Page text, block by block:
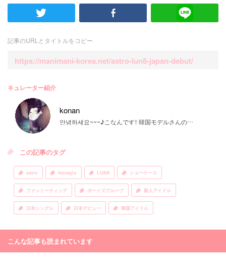
記事のURLとタイトルをコピー
https://manimani-korea.net/astro-lun8-japan-debut/
キュレーター紹介
konan
안녕하세요~~~♪こなんです‼ 韓国モデルさんの大ファンです♡ご質問等はお気軽にDMまで♡
この記事のタグ
astro fantagio LUN8 ショーケース
ファンミーティング ボーイズグループ 新人アイドル
日本シングル 日本デビュー 韓国アイドル
こんな記事も読まれています